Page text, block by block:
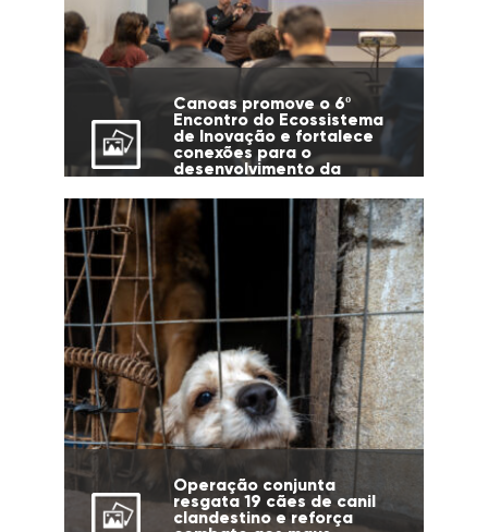
Canoas promove o 6º
Encontro do Ecossistema
de Inovação e fortalece
conexões para o
desenvolvimento da
Operação conjunta
resgata 19 cães de canil
clandestino e reforça